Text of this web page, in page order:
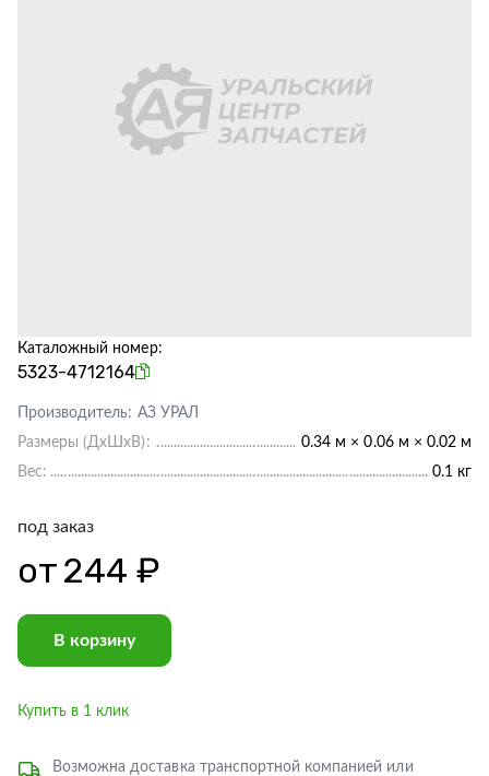
Каталожный номер:
5323-4712164
Производитель: АЗ УРАЛ
Размеры (ДхШхВ):
0.34 м × 0.06 м × 0.02 м
Вес:
0.1 кг
под заказ
от244 ₽
В корзину
Купить в 1 клик
Возможна доставка транспортной компанией или